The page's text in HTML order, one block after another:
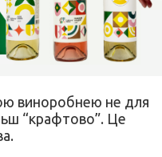
виноробнею не для
“крафтово”. Це